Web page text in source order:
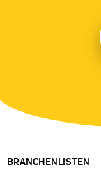
BRANCHENLISTEN